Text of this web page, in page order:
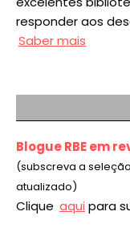
responder aos
Saber mais
Blogue RBE em
(subscreva a
atualizado)
Clique aqui para